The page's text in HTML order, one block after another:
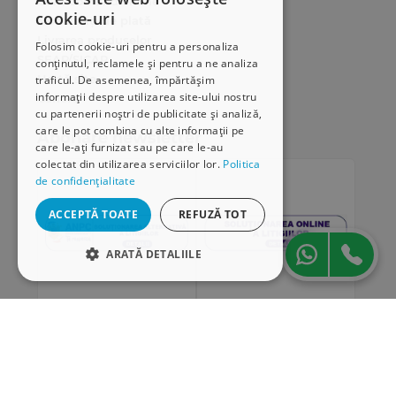
cookie-uri
Folosim cookie-uri pentru a personaliza
conținutul, reclamele și pentru a ne analiza
traficul. De asemenea, împărtășim
informații despre utilizarea site-ului nostru
cu partenerii noștri de publicitate și analiză,
care le pot combina cu alte informații pe
care le-ați furnizat sau pe care le-au
colectat din utilizarea serviciilor lor. Politica
de confidențialitate
ACCEPTĂ TOATE REFUZĂ TOT
ARATĂ DETALIILE
Modalități de plată
Livrarea produselor
SEAP/SICAP
Hartă site
Cariere
Abonare newsletter